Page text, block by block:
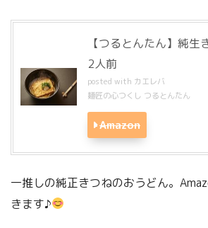
【つるとんたん】純生
2人前
posted with カエレバ
麺匠の心つくし つるとんたん
Amazon
一推しの純正きつねのおうどん。
きます♪